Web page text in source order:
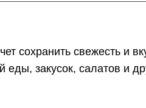
сохранить свежесть и
закусок, салатов и